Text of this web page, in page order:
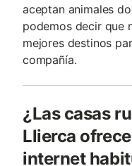
aceptan animales
podemos decir que
mejores destinos
compañía.
¿Las casas
Llierca
internet